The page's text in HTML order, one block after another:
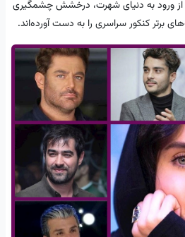
از ورود به دنیای شهرت، درخشش چشمگیری
برتر کنکور سراسری را به دست آورده‌اند.